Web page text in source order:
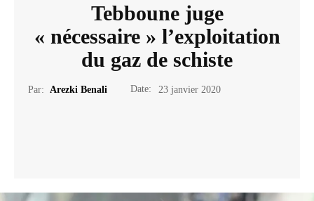
Tebboune juge
« nécessaire » l’exploitation
du gaz de schiste
Par: Arezki Benali Date: 23 janvier 2020